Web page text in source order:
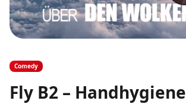
Comedy
Fly B2 – Handhygiene